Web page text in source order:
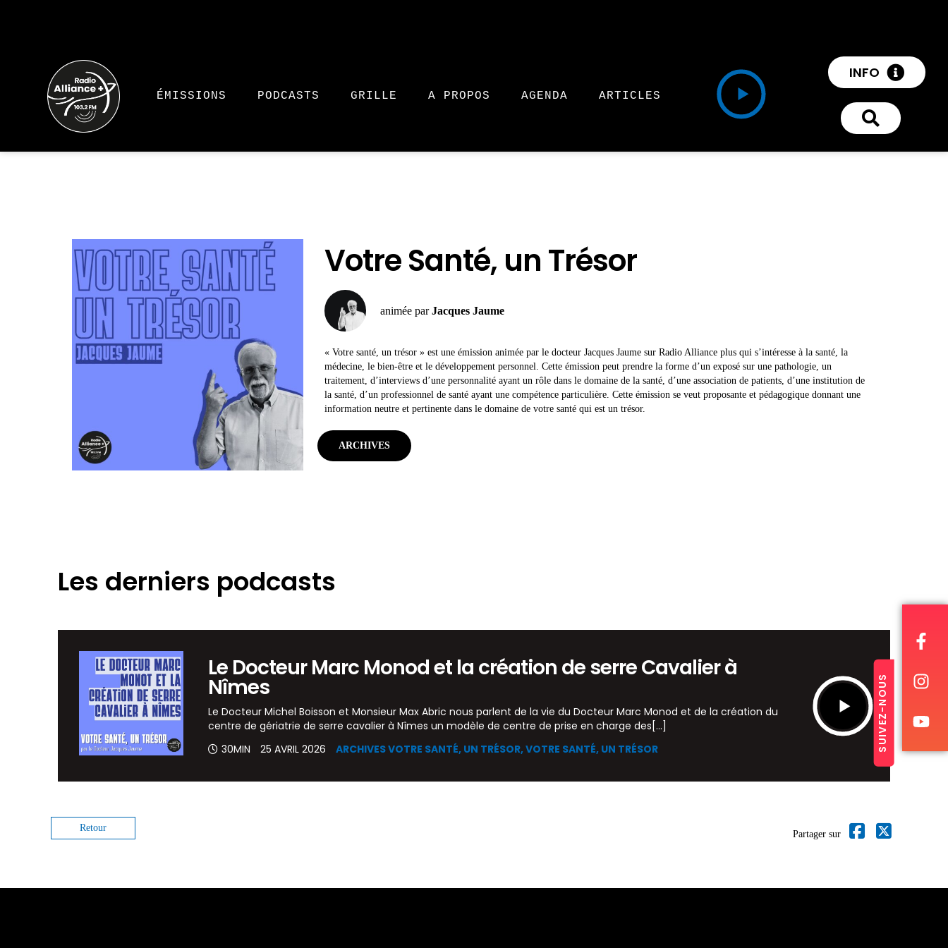
ÉMISSIONS PODCASTS GRILLE A PROPOS AGENDA ARTICLES
INFO
SUIVEZ-NOUS
Votre Santé, un Trésor
animée parJacques Jaume
« Votre santé, un trésor » est une émission animée par le docteur Jacques Jaume sur Radio Alliance plus qui s’intéresse à la santé, la
médecine, le bien-être et le développement personnel. Cette émission peut prendre la forme d’un exposé sur une pathologie, un
traitement, d’interviews d’une personnalité ayant un rôle dans le domaine de la santé, d’une association de patients, d’une institution de
la santé, d’un professionnel de santé ayant une compétence particulière. Cette émission se veut proposante et pédagogique donnant une
information neutre et pertinente dans le domaine de votre santé qui est un trésor.
ARCHIVES
Les derniers podcasts
Le Docteur Marc Monod et la création de serre Cavalier à
Nîmes
Le Docteur Michel Boisson et Monsieur Max Abric nous parlent de la vie du Docteur Marc Monod et de la création du
centre de gériatrie de serre cavalier à Nîmes un modèle de centre de prise en charge des[...]
30MIN
25 AVRIL 2026 ARCHIVES VOTRE SANTÉ, UN TRÉSOR,VOTRE SANTÉ, UN TRÉSOR
Retour
Partager sur